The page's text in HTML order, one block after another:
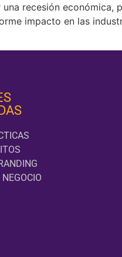
recesión económica,
impacto en las